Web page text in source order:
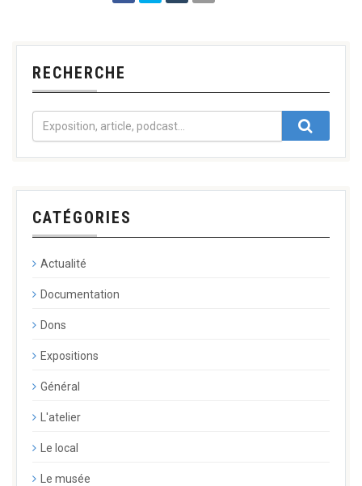
RECHERCHE
CATÉGORIES
Actualité
Documentation
Dons
Expositions
Général
L'atelier
Le local
Le musée